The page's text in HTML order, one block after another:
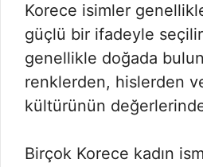
Korece isimler
güçlü bir ifadeyle
genellikle doğada
renklerden, hislerden
kültürünün
Birçok Korece kadın